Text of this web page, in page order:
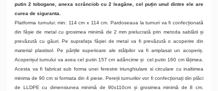
putin 2 tobogane, anexa scrânciob cu 2 leagăne, cel puțin unul dintre ele are
curea de siguranta.
Platforma turnului: min: 114 cm x 114 cm. Pardoseaua la turnuri va fi confecționată
din fâșie de metal cu grosimea minimă de 2 mm prelucrată prin metoda sablării și
prevăzută cu găuri. Pe suprafața fâșiei de metal va fi prevăzută o acoperire din
material plastisol. Pe părțile superioare ale stâlpilor va fi amplasat un acoperiș.
Acoperișul turnului va avea cel putin 157 cm adâncime și cel putin 160 cm lățimea.
Acesta va fi fabricat sub forma unei ferestre triunghiulare si circulare cu inaltimea
minima de 90 cm si formata din 4 piese. Pereții turnurilor vor fi confecționați din plăci
de LLDPE cu dimensiunea minimă de 90x110cm și grosimea minimă de 8 cm.